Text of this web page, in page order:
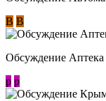
В В
Обсуждение
p p